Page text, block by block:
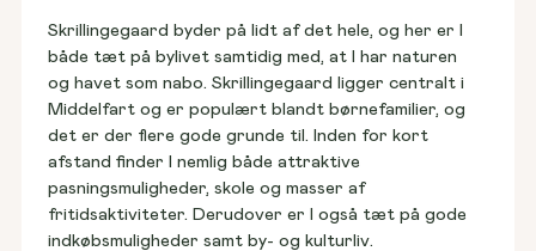
Huse til salg
Vælg et hjem, der står klar
Vores første Hybel
Se vores fastpris-koncept
Skrillingegaard byder på lidt af det hele, og her er I
både tæt på bylivet samtidig med, at I har naturen
og havet som nabo. Skrillingegaard ligger centralt i
Middelfart og er populært blandt børnefamilier, og
det er der flere gode grunde til. Inden for kort
afstand finder I nemlig både attraktive
pasningsmuligheder, skole og masser af
fritidsaktiviteter. Derudover er I også tæt på gode
indkøbsmuligheder samt by- og kulturliv.